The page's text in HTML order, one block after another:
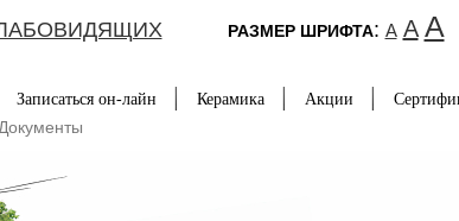
РАЗМЕР ШРИФТА: A A A
Записаться он-лайн Керамика Акции
Документы